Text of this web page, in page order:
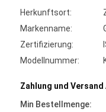
Herkunftsort:
Markenname:
Zertifizierung:
Modellnummer:
Zahlung und Versand
Min Bestellmenge: